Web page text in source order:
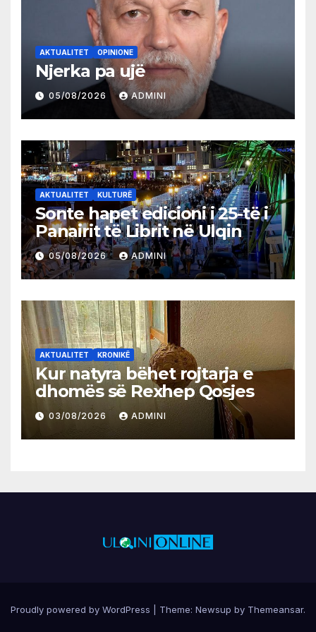
AKTUALITET OPINIONE
Njerka pa ujë
05/08/2026 ADMINI
AKTUALITET KULTURË
Sonte hapet edicioni i 25-të i
Panairit të Librit në Ulqin
05/08/2026 ADMINI
AKTUALITET KRONIKË
Kur natyra bëhet rojtarja e
dhomës së Rexhep Qosjes
03/08/2026 ADMINI
Proudly powered by WordPress Theme: Newsup by Themeansar.